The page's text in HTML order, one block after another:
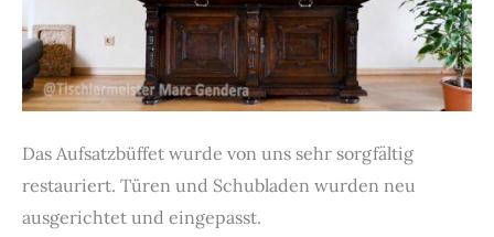
Das Aufsatzbüffet wurde von uns sehr sorgfältig
restauriert. Türen und Schubladen wurden neu
ausgerichtet und eingepasst.